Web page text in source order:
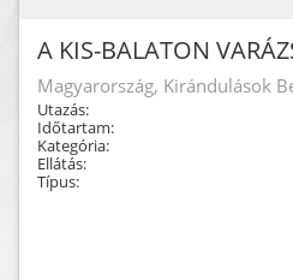
A KIS-BALATON
Magyarország, Kirándulások
Utazás:
Időtartam:
Kategória:
Ellátás:
Típus: